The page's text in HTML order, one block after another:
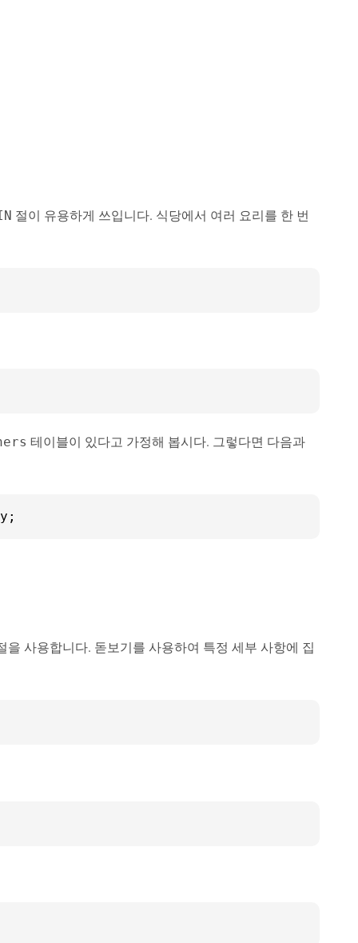
절이 유용하게 쓰입니다. 식당에서 여러 요리를 한 번
테이블이 있다고 가정해 봅시다. 그렇다면 다음과
을 사용합니다. 돋보기를 사용하여 특정 세부 사항에 집